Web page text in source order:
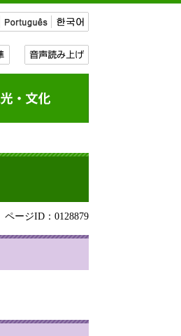
ページID：0128879